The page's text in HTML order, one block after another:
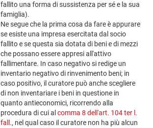
fallito una forma di sussistenza per sé e la sua
famiglia).
Ne segue che la prima cosa da fare è appurare
se esiste una impresa esercitata dal socio
fallito e se questa sia dotata di beni e di mezzi
che possano essere appresi all'attivo
fallimentare. In caso negativo si redige un
inventario negativo di rinvenimento beni; in
caso positivo, il curatore può anche scegliere
di non inventariare i beni in questione in
quanto antieconomici, ricorrendo alla
procedura di cui al comma 8 dell'art. 104 ter l.
fall., nel qual caso il curatore non ha più alcun